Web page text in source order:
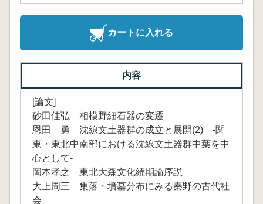
カートに入れる
内容
[論文]
砂田佳弘 相模野細石器の変遷
恩田 勇 沈線文土器群の成立と展開(2) -関
東・東北中南部における沈線文土器群中葉を中
心として-
岡本孝之 東北大森文化続期論序説
大上周三 集落・墳墓分布にみる秦野の古代社
会